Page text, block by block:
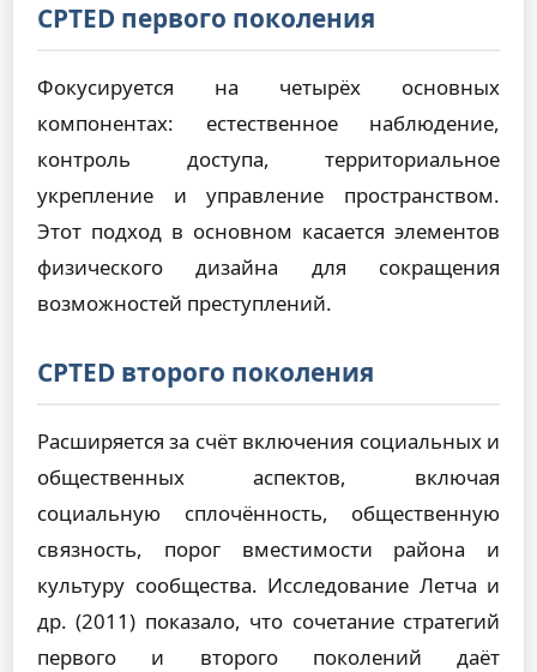
CPTED первого поколения
Фокусируется на четырёх основных
компонентах: естественное наблюдение,
контроль доступа, территориальное
укрепление и управление пространством.
Этот подход в основном касается элементов
физического дизайна для сокращения
возможностей преступлений.
CPTED второго поколения
Расширяется за счёт включения социальных и
общественных аспектов, включая
социальную сплочённость, общественную
связность, порог вместимости района и
культуру сообщества. Исследование Летча и
др. (2011) показало, что сочетание стратегий
первого и второго поколений даёт